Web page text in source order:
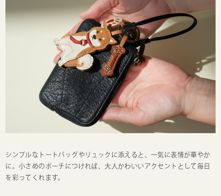
シンプルなトートバッグやリュックに添えると、一気に表情が華やか
に。小さめのポーチにつければ、大人かわいいアクセントとして毎日
を彩ってくれます。